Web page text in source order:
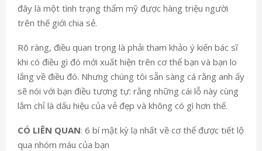
đây là một tình trạng thẩm mỹ được hàng triệu người
trên thế giới chia sẻ.
Rõ ràng, điều quan trọng là phải tham khảo ý kiến ​​bác sĩ
khi có điều gì đó mới xuất hiện trên cơ thể bạn và bạn lo
lắng về điều đó. Nhưng chúng tôi sẵn sàng cá rằng anh ấy
sẽ nói với bạn điều tương tự: rằng những cái lỗ này cùng
lắm chỉ là dấu hiệu của vẻ đẹp và không có gì hơn thế.
CÓ LIÊN QUAN: 6 bí mật kỳ lạ nhất về cơ thể được tiết lộ
qua nhóm máu của bạn